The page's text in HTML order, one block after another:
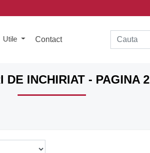
Utile Contact
DE INCHIRIAT - PAGINA 2